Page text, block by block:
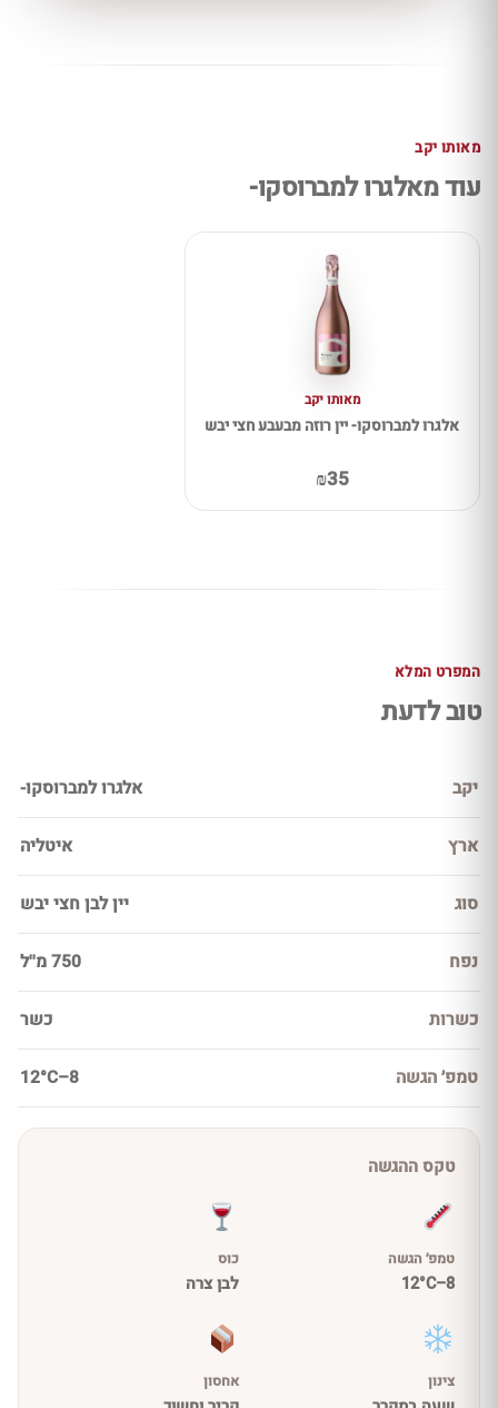
מאותו יקב
עוד מאלגרו למברוסקו-
מאותו יקב
אלגרו למברוסקו- יין רוזה מבעבע חצי יבש
₪35
המפרט המלא
טוב לדעת
יקב אלגרו למברוסקו-
ארץ איטליה
סוג יין לבן חצי יבש
נפח 750 מ''ל
כשרות כשר
טמפ׳ הגשה 8–12°C
טקס ההגשה
טמפ׳ הגשה
8–12°C
כוס
לבן צרה
צינון אחסון